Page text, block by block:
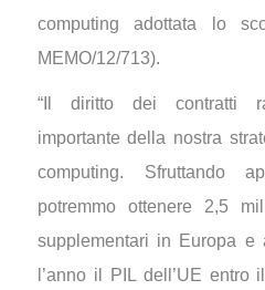
computing adottata lo
MEMO/12/713).
“Il diritto dei contratti
importante della nostra
computing. Sfruttando
potremmo ottenere 2,5
supplementari in Europa e
l’anno il PIL dell’UE entro